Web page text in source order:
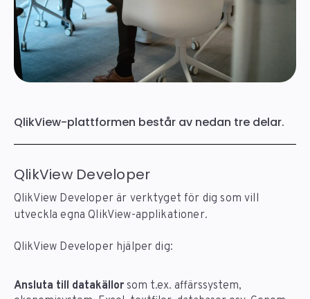
QlikView-plattformen består av nedan tre delar.
QlikView Developer
QlikView Developer är verktyget för dig som vill
utveckla egna QlikView-applikationer.
QlikView Developer hjälper dig:
Ansluta till datakällor som t.ex. affärssystem,